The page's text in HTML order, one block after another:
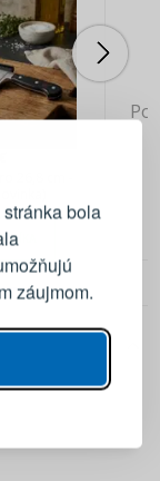
bola
záujmom.
26,8 cm -